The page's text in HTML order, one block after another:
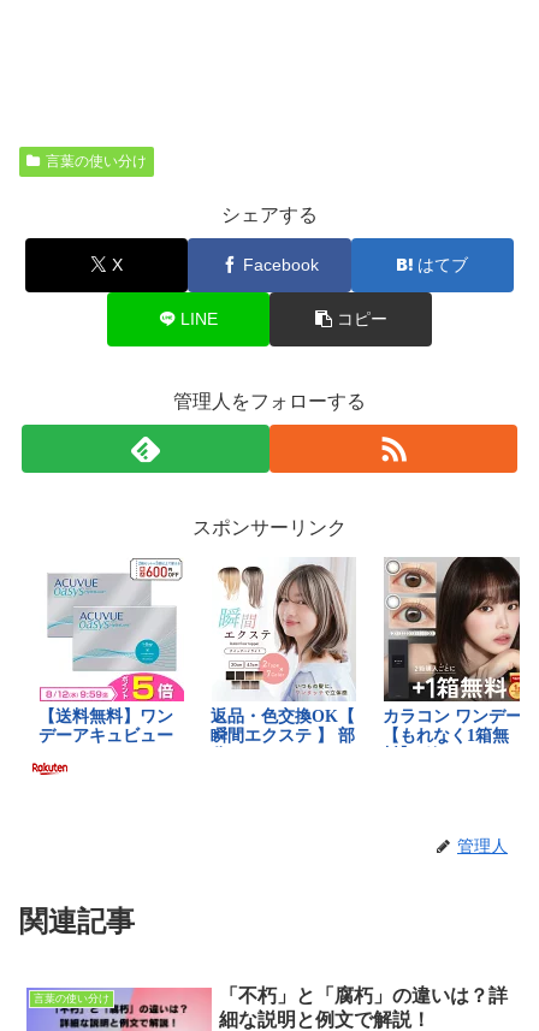
言葉の使い分け
シェアする
X Facebook はてブ
LINE コピー
管理人をフォローする
スポンサーリンク
管理人
関連記事
言葉の使い分け
「不朽」と「腐朽」の違いは？詳
細な説明と例文で解説！